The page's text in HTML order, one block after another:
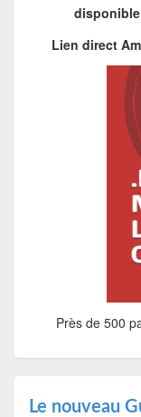
Lien direct
Près de 500
Le nouveau